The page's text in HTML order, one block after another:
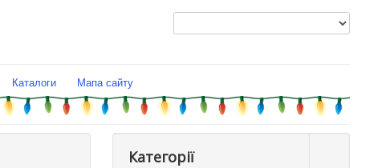
Каталоги Мапа сайту
Категорії